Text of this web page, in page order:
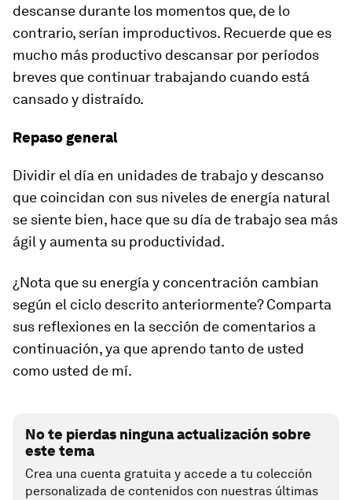
descanse durante los momentos que, de lo
contrario, serían improductivos. Recuerde que es
mucho más productivo descansar por períodos
breves que continuar trabajando cuando está
cansado y distraído.
Repaso general
Dividir el día en unidades de trabajo y descanso
que coincidan con sus niveles de energía natural
se siente bien, hace que su día de trabajo sea más
ágil y aumenta su productividad.
¿Nota que su energía y concentración cambian
según el ciclo descrito anteriormente? Comparta
sus reflexiones en la sección de comentarios a
continuación, ya que aprendo tanto de usted
como usted de mí.
No te pierdas ninguna actualización sobre
este tema
Crea una cuenta gratuita y accede a tu colección
personalizada de contenidos con nuestras últimas